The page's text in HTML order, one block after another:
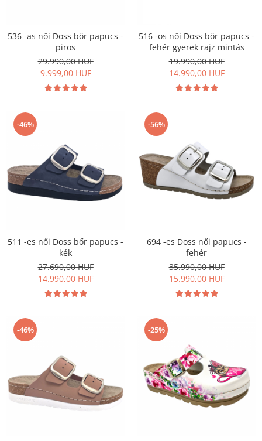
Férfi nyitott papucs - DOSS
Házi papucs - DOSS
PIUMETTA - gördülő talpú lábbeli
MEDI+ LÁBBELI
Ferfi csukott papucsok - Medi+
Női nyitott papucs - Medi+
Női szandál
LEON KLOMPE LÁBBELI
Női csukott papucs - Leon
Férfi csukott papucs - Leon
Férfi nyitott papucs
NYÁRI NŐI LÁBBELI KOLLEKCIÓ
Szandál
GYEREK SZANDÁL ÉS PAPUCS
STERILIZÁLHATÓ KLUMPA
TÉLI GYAPJÚ PAPUCSOK - női és
férfi
KIVEHETŐ TALPBETÉTES KLUMPA
BÜTYKÖS LÁBRA VALÓ PAPUCS
536 -as női Doss bőr papucs -
piros
29.990,00 HUF
9.999,00 HUF
516 -os női Doss bőr papucs -
fehér gyerek rajz mintás
19.990,00 HUF
14.990,00 HUF
-46%
511 -es női Doss bőr papucs -
kék
27.690,00 HUF
14.990,00 HUF
-56%
694 -es Doss női papucs -
fehér
35.990,00 HUF
15.990,00 HUF
-46% -25%